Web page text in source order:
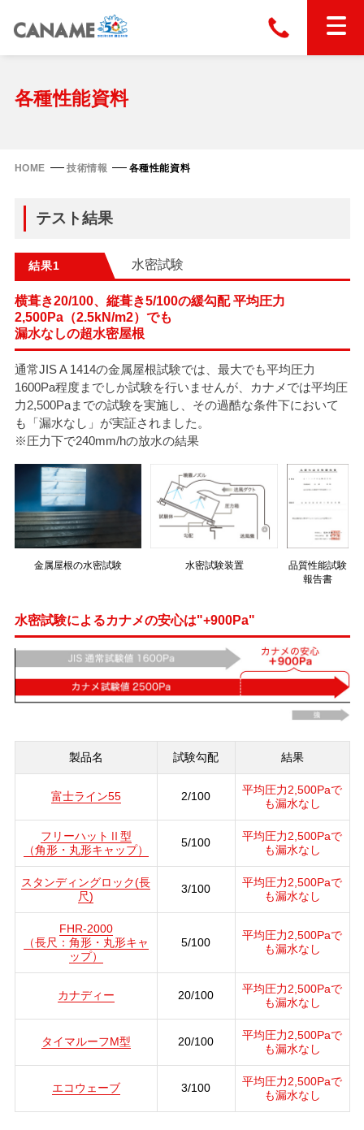
ホーム
富士ライン55
フリーハットⅡ型
FHR-2000
フラットライン
エコウェーブ
カナディー
タイマルーフ M型
タイマルーフ F25
タイマルーフ T型
カナメ一文字葺き
カナメルーフ
洋瓦王(ヨウガオウ)
通気断熱工法
Vi65
Vi65 PLUS
Vi75・Vi125
換気棟システム
換気棟システム
デザイン軒樋
カナメシャープ樋
屋根の改修
施工事例
技術情報
ダウンロード
お問い合わせ
各種性能資料
HOME 技術情報 各種性能資料
テスト結果
結果 水密試験
横葺き20/100、縦葺き5/100の緩勾配 平均圧力
2,500Pa（2.5kN/m2）でも
漏水なしの超水密屋根
通常JIS A 1414の金属屋根試験では、最大でも平均圧力
1600Pa程度までしか試験を行いませんが、カナメでは平均圧
力2,500Paまでの試験を実施し、その過酷な条件下において
も「漏水なし」が実証されました。
※圧力下で240mm/hの放水の結果
金属屋根の水密試験 水密試験装置
品質性能試験
報告書
水密試験によるカナメの安心は"+900Pa"
製品名 試験勾配 結果
富士ライン55 2/100
平均圧力2,500Paで
も漏水なし
フリーハットⅡ型
（角形・丸形キャップ）
5/100
平均圧力2,500Paで
も漏水なし
スタンディングロック(長
尺)
3/100
平均圧力2,500Paで
も漏水なし
FHR-2000
（長尺：角形・丸形キャ
ップ）
5/100
平均圧力2,500Paで
も漏水なし
カナディー 20/100
平均圧力2,500Paで
も漏水なし
タイマルーフM型 20/100
平均圧力2,500Paで
も漏水なし
エコウェーブ 3/100
平均圧力2,500Paで
も漏水なし